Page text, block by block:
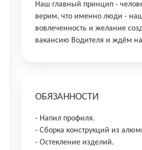
Наш главный принцип -
верим, что именно люди -
вовлеченность и желание
вакансию Водителя и ждём
ОБЯЗАННОСТИ
- Напил профиля.
- Сборка конструкций из
- Остекление изделий.